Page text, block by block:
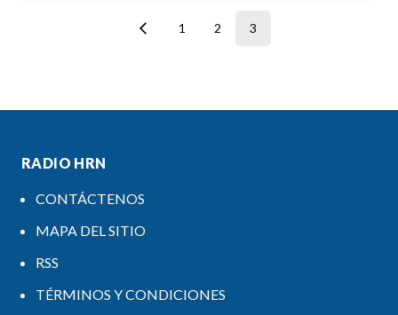
1 2 3
RADIO HRN
CONTÁCTENOS
MAPA DEL SITIO
RSS
TÉRMINOS Y CONDICIONES